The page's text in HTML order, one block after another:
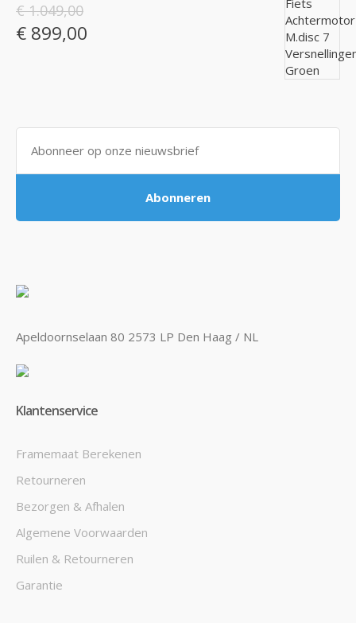
€ 1.049,00
€ 899,00
Abonneren
Apeldoornselaan 80 2573 LP Den Haag / NL
Klantenservice
Framemaat Berekenen
Retourneren
Bezorgen & Afhalen
Algemene Voorwaarden
Ruilen & Retourneren
Garantie